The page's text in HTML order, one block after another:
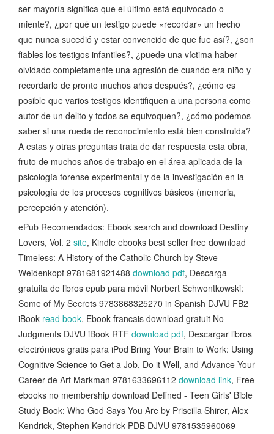
ser mayoría significa que el último está equivocado o
miente?, ¿por qué un testigo puede «recordar» un hecho
que nunca sucedió y estar convencido de que fue así?, ¿son
fiables los testigos infantiles?, ¿puede una víctima haber
olvidado completamente una agresión de cuando era niño y
recordarlo de pronto muchos años después?, ¿cómo es
posible que varios testigos identifiquen a una persona como
autor de un delito y todos se equivoquen?, ¿cómo podemos
saber si una rueda de reconocimiento está bien construida?
A estas y otras preguntas trata de dar respuesta esta obra,
fruto de muchos años de trabajo en el área aplicada de la
psicología forense experimental y de la investigación en la
psicología de los procesos cognitivos básicos (memoria,
percepción y atención).
ePub Recomendados: Ebook search and download Destiny
Lovers, Vol. 2 site, Kindle ebooks best seller free download
Timeless: A History of the Catholic Church by Steve
Weidenkopf 9781681921488 download pdf, Descarga
gratuita de libros epub para móvil Norbert Schwontkowski:
Some of My Secrets 9783868325270 in Spanish DJVU FB2
iBook read book, Ebook francais download gratuit No
Judgments DJVU iBook RTF download pdf, Descargar libros
electrónicos gratis para iPod Bring Your Brain to Work: Using
Cognitive Science to Get a Job, Do it Well, and Advance Your
Career de Art Markman 9781633696112 download link, Free
ebooks no membership download Defined - Teen Girls' Bible
Study Book: Who God Says You Are by Priscilla Shirer, Alex
Kendrick, Stephen Kendrick PDB DJVU 9781535960069